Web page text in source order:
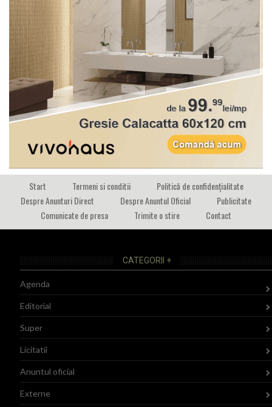
Start Termeni si conditii
Politică de confidențialitate
Despre Anunturi Direct
Despre Anuntul Oficial
Publicitate
Comunicate de presa
Trimite o stire Contact
CATEGORII +
Agenda
Editorial
Super
Licitatii
Anuntul oficial
Externe